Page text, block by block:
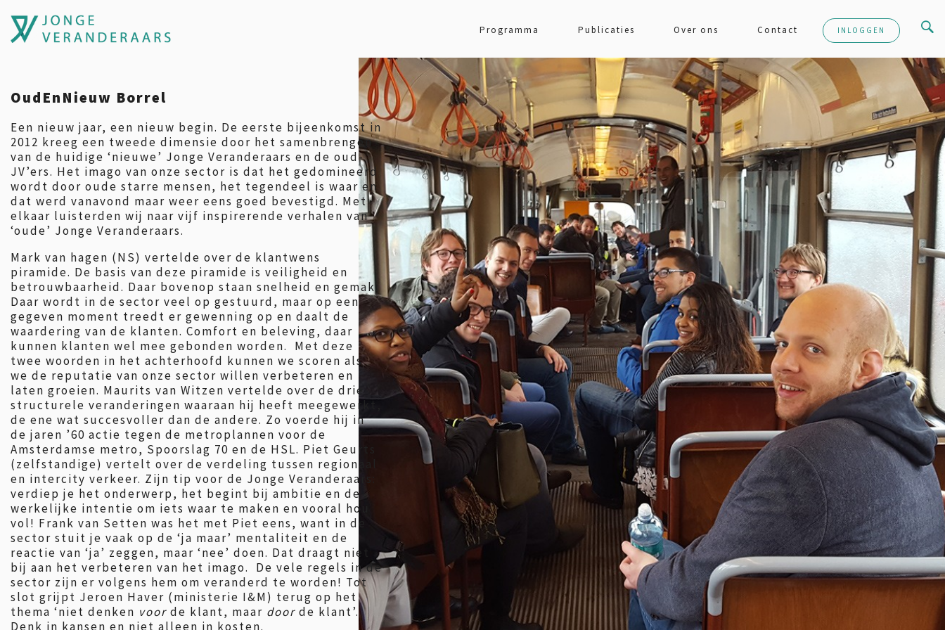
Programma Publicaties Over ons Contact INLOGGEN
OudEnNieuw Borrel
Een nieuw jaar, een nieuw begin. De eerste bijeenkomst in
2012 kreeg een tweede dimensie door het samenbrengen
van de huidige ‘nieuwe’ Jonge Veranderaars en de oud-
JV’ers. Het imago van onze sector is dat het gedomineerd
wordt door oude starre mensen, het tegendeel is waar en
dat werd vanavond maar weer eens goed bevestigd. Met
elkaar luisterden wij naar vijf inspirerende verhalen van
‘oude’ Jonge Veranderaars.
Mark van hagen (NS) vertelde over de klantwens
piramide. De basis van deze piramide is veiligheid en
betrouwbaarheid. Daar bovenop staan snelheid en gemak.
Daar wordt in de sector veel op gestuurd, maar op een
gegeven moment treedt er gewenning op en daalt de
waardering van de klanten. Comfort en beleving, daar
kunnen klanten wel mee gebonden worden. Met deze
twee woorden in het achterhoofd kunnen we scoren als
we de reputatie van onze sector willen verbeteren en
laten groeien. Maurits van Witzen vertelde over de drie
structurele veranderingen waaraan hij heeft meegewerkt,
de ene wat succesvoller dan de andere. Zo voerde hij in
de jaren ’60 actie tegen de metroplannen voor de
Amsterdamse metro, Spoorslag 70 en de HSL. Piet Geurts
(zelfstandige) vertelt over de verdeling tussen regionaal
en intercity verkeer. Zijn tip voor de Jonge Veranderaars:
verdiep je het onderwerp, het begint bij ambitie en de
werkelijke intentie om iets waar te maken en vooral hou
vol! Frank van Setten was het met Piet eens, want in de
sector stuit je vaak op de ‘ja maar’ mentaliteit en de
reactie van ‘ja’ zeggen, maar ‘nee’ doen. Dat draagt niet
bij aan het verbeteren van het imago. De vele regels in de
sector zijn er volgens hem om veranderd te worden! Tot
slot grijpt Jeroen Haver (ministerie I&M) terug op het
thema ‘niet denken voor de klant, maar door de klant’.
Denk in kansen en niet alleen in kosten.